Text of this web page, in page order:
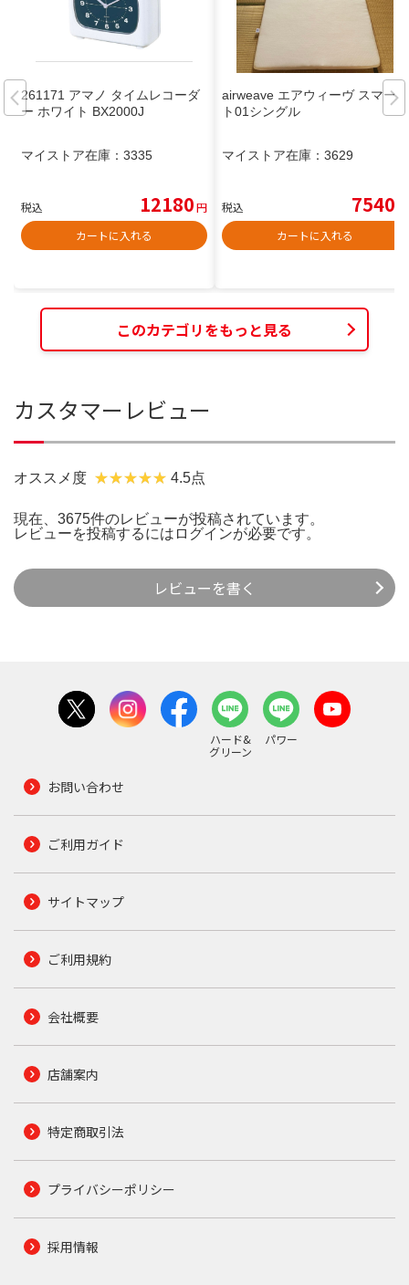
261171 アマノ タイムレコーダ
ー ホワイト BX2000J
マイストア在庫： 3335
税込 12180円
カートに入れる
airweave エアウィーヴ スマー
ト01シングル
マイストア在庫： 3629
税込 7540
カートに入れる
このカテゴリをもっと見る
カスタマーレビュー
オススメ度 4.5点
現在、3675件のレビューが投稿されています。
レビューを投稿するには ログインが必要です。
レビューを書く
ハード&
グリーン
パワー
お問い合わせ
ご利用ガイド
サイトマップ
ご利用規約
会社概要
店舗案内
特定商取引法
プライバシーポリシー
採用情報